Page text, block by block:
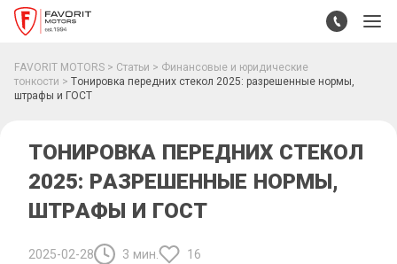
FAVORIT MOTORS Статьи
Финансовые и юридические
тонкости
Тонировка передних стекол 2025: разрешенные нормы,
штрафы и ГОСТ
ТОНИРОВКА ПЕРЕДНИХ СТЕКОЛ
2025: РАЗРЕШЕННЫЕ НОРМЫ,
ШТРАФЫ И ГОСТ
2025-02-28 3 мин. 16